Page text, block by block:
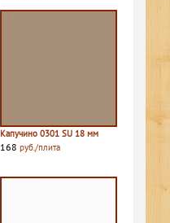
Капучино 0301 SU 18 мм
168 руб./плита